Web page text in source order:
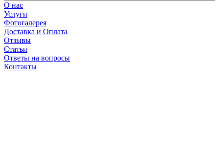
О нас
Услуги
Фотогалерея
Доставка и Оплата
Отзывы
Статьи
Ответы на вопросы
Контакты